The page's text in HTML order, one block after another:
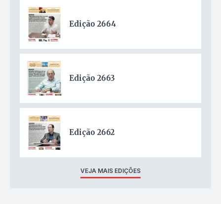
Edição 2664
Edição 2663
Edição 2662
VEJA MAIS EDIÇÕES